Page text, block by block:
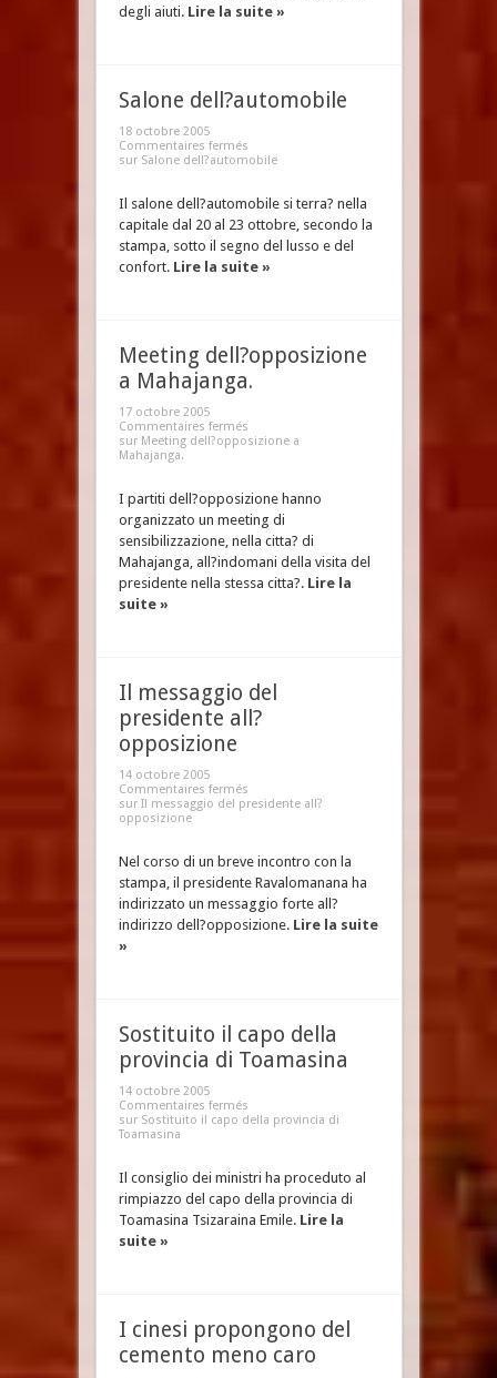
degli aiuti. Lire la suite »
Salone dell?automobile
18 octobre 2005
Commentaires fermés
sur Salone dell?automobile
Il salone dell?automobile si terra? nella
capitale dal 20 al 23 ottobre, secondo la
stampa, sotto il segno del lusso e del
confort. Lire la suite »
Meeting dell?opposizione
a Mahajanga.
17 octobre 2005
Commentaires fermés
sur Meeting dell?opposizione a
Mahajanga.
I partiti dell?opposizione hanno
organizzato un meeting di
sensibilizzazione, nella citta? di
Mahajanga, all?indomani della visita del
presidente nella stessa citta?. Lire la
suite »
Il messaggio del
presidente all?
opposizione
14 octobre 2005
Commentaires fermés
sur Il messaggio del presidente all?
opposizione
Nel corso di un breve incontro con la
stampa, il presidente Ravalomanana ha
indirizzato un messaggio forte all?
indirizzo dell?opposizione. Lire la suite
»
Sostituito il capo della
provincia di Toamasina
14 octobre 2005
Commentaires fermés
sur Sostituito il capo della provincia di
Toamasina
Il consiglio dei ministri ha proceduto al
rimpiazzo del capo della provincia di
Toamasina Tsizaraina Emile. Lire la
suite »
I cinesi propongono del
cemento meno caro